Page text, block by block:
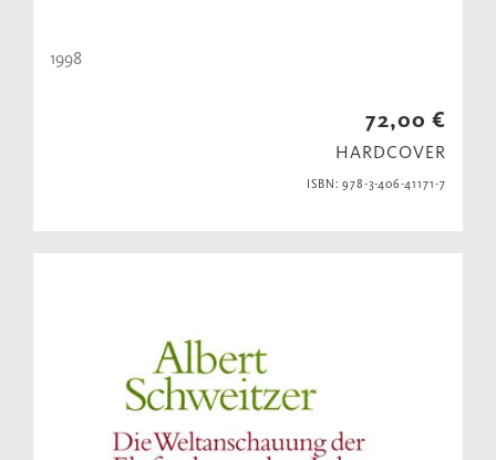
1998
72,00 €
HARDCOVER
ISBN: 978-3-406-41171-7